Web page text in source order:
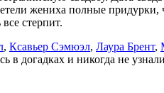
жениха полные придурки,
стерпит.
, Ксавьер Сэмюэл, Лаура Брент,
в догадках и никогда не